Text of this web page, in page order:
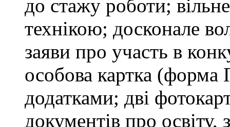
до стажу роботи;
технікою; досконале
заяви про участь в
особова картка
додатками; дві
документів про освіту,